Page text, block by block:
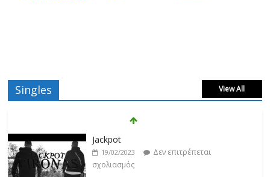
Singles View All
Βιολέτα Νταγκάλου
18/02/2023
Δεν επιτρέπεται
σχολιασμός